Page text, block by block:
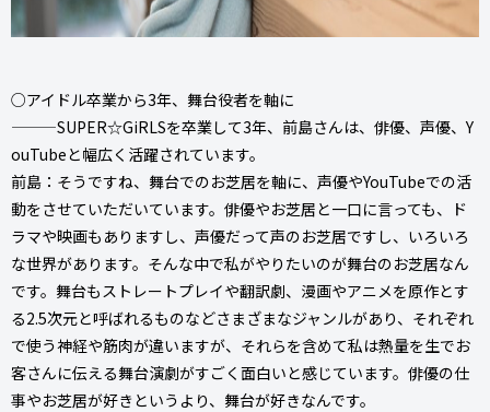
○アイドル卒業から3年、舞台役者を軸に
———SUPER☆GiRLSを卒業して3年、前島さんは、俳優、声優、Y
ouTubeと幅広く活躍されています。
前島：そうですね、舞台でのお芝居を軸に、声優やYouTubeでの活
動をさせていただいています。俳優やお芝居と一口に言っても、ド
ラマや映画もありますし、声優だって声のお芝居ですし、いろいろ
な世界があります。そんな中で私がやりたいのが舞台のお芝居なん
です。舞台もストレートプレイや翻訳劇、漫画やアニメを原作とす
る2.5次元と呼ばれるものなどさまざまなジャンルがあり、それぞれ
で使う神経や筋肉が違いますが、それらを含めて私は熱量を生でお
客さんに伝える舞台演劇がすごく面白いと感じています。俳優の仕
事やお芝居が好きというより、舞台が好きなんです。